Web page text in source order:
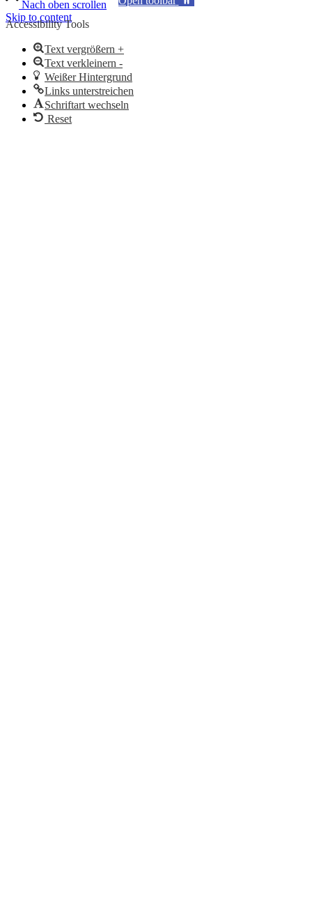
Nach oben scrollen
Skip to content
Accessibility Tools
Text vergrößern +
Text verkleinern -
Weißer Hintergrund
Links unterstreichen
Schriftart wechseln
Reset